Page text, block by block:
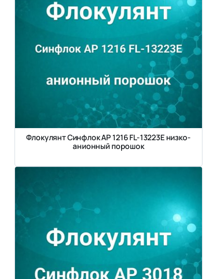
Флокулянт Синфлок AP 1216 FL-13223E низко-
анионный порошок